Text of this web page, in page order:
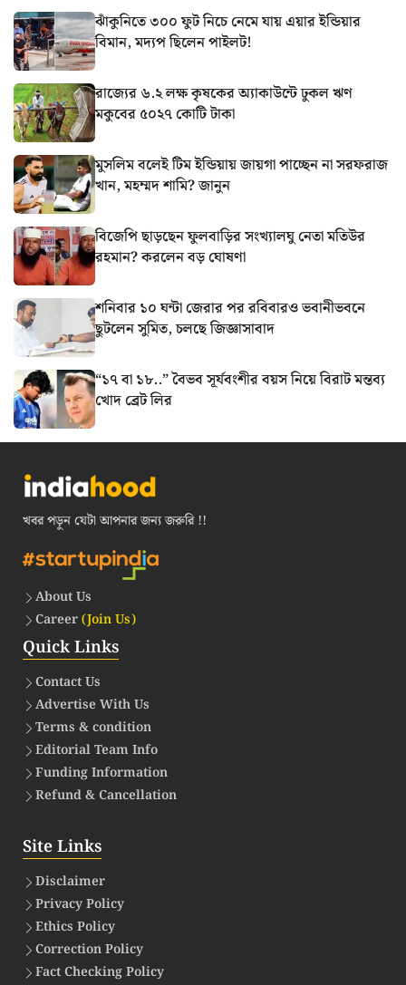
ঝাঁকুনিতে ৩০০ ফুট নিচে নেমে যায় এয়ার ইন্ডিয়ার
বিমান, মদ্যপ ছিলেন পাইলট!
রাজ্যের ৬.২ লক্ষ কৃষকের অ্যাকাউন্টে ঢুকল ঋণ
মকুবের ৫০২৭ কোটি টাকা
মুসলিম বলেই টিম ইন্ডিয়ায় জায়গা পাচ্ছেন না সরফরাজ
খান, মহম্মদ শামি? জানুন
বিজেপি ছাড়ছেন ফুলবাড়ির সংখ্যালঘু নেতা মতিউর
রহমান? করলেন বড় ঘোষণা
শনিবার ১০ ঘন্টা জেরার পর রবিবারও ভবানীভবনে
ছুটলেন সুমিত, চলছে জিজ্ঞাসাবাদ
“১৭ বা ১৮..” বৈভব সূর্যবংশীর বয়স নিয়ে বিরাট মন্তব্য
খোদ ব্রেট লির
খবর পড়ুন যেটা আপনার জন্য জরুরি !!
About Us
Career(Join Us)
Quick Links
Contact Us
Advertise With Us
Terms & condition
Editorial Team Info
Funding Information
Refund & Cancellation
Site Links
Disclaimer
Privacy Policy
Ethics Policy
Correction Policy
Fact Checking Policy